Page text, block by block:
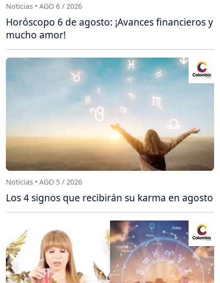
Noticias • AGO 6 / 2026
Horóscopo 6 de agosto: ¡Avances financieros y
mucho amor!
Noticias • AGO 5 / 2026
Los 4 signos que recibirán su karma en agosto